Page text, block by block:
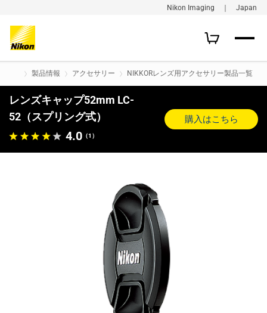
Nikon Imaging ｜ Japan
製品情報 アクセサリー NIKKORレンズ用アクセサリー製品一覧
レンズキャップ52mm LC-
52（スプリング式）
4.0 （1）
購入はこちら